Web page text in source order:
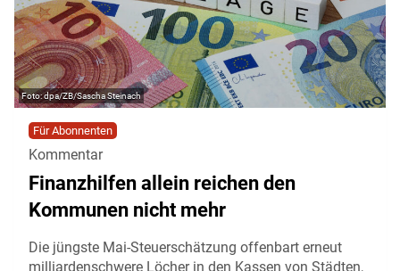
dpa/ZB/Sascha Steinach
Für Abonnenten
Kommentar
Finanzhilfen allein reichen den
Kommunen nicht mehr
Die jüngste Mai-Steuerschätzung offenbart erneut
milliardenschwere Löcher in den Kassen von Städten,